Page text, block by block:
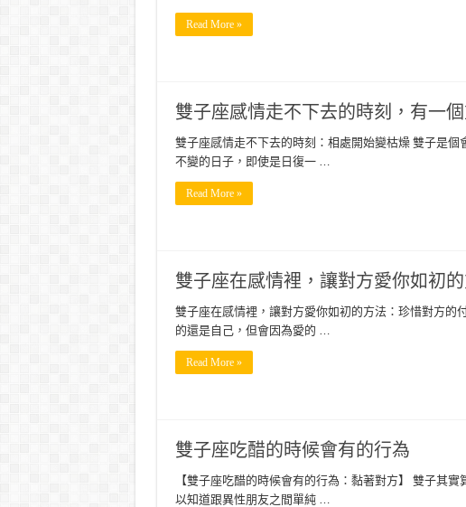
Read More »
雙子座感情走不下去的時刻，有一
雙子座感情走不下去的時刻：相處開始變枯燥 雙子是
不變的日子，即使是日復一 …
Read More »
雙子座在感情裡，讓對方愛你如初
雙子座在感情裡，讓對方愛你如初的方法：珍惜對方的
的還是自己，但會因為愛的 …
Read More »
雙子座吃醋的時候會有的行為
【雙子座吃醋的時候會有的行為：黏著對方】 雙子其
以知道跟異性朋友之間單純 …